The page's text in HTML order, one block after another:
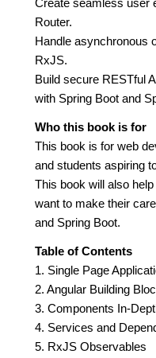
Create seamless user
Router.
Handle asynchronous
RxJS.
Build secure RESTful
with Spring Boot and
Who this book is for
This book is for web
and students aspiring
This book will also
want to make their
and Spring Boot.
Table of Contents
1. Single Page
2. Angular Building
3. Components In-
4. Services and
5. RxJS Observables